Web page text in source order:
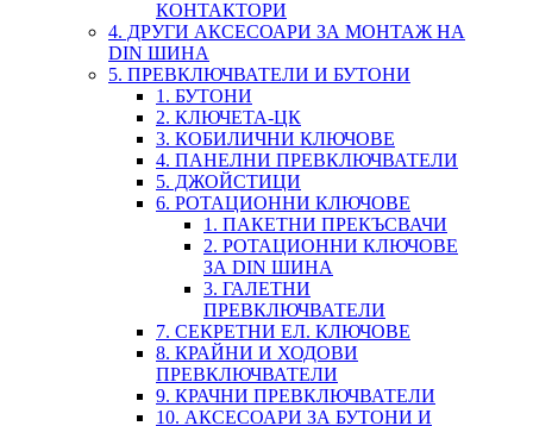
КОНТАКТОРИ
4. ДРУГИ АКСЕСОАРИ ЗА МОНТАЖ НА
DIN ШИНА
5. ПРЕВКЛЮЧВАТЕЛИ И БУТОНИ
1. БУТОНИ
2. КЛЮЧЕТА-ЦК
3. КОБИЛИЧНИ КЛЮЧОВЕ
4. ПАНЕЛНИ ПРЕВКЛЮЧВАТЕЛИ
5. ДЖОЙСТИЦИ
6. РОТАЦИОННИ КЛЮЧОВЕ
1. ПАКЕТНИ ПРЕКЪСВАЧИ
2. РОТАЦИОННИ КЛЮЧОВЕ
ЗА DIN ШИНА
3. ГАЛЕТНИ
ПРЕВКЛЮЧВАТЕЛИ
7. СЕКРЕТНИ ЕЛ. КЛЮЧОВЕ
8. КРАЙНИ И ХОДОВИ
ПРЕВКЛЮЧВАТЕЛИ
9. КРАЧНИ ПРЕВКЛЮЧВАТЕЛИ
10. АКСЕСОАРИ ЗА БУТОНИ И